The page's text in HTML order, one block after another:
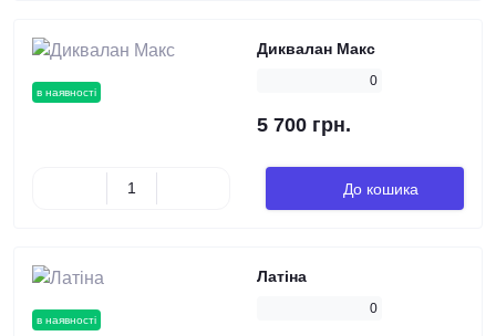
в наявності
Диквалан Макс
0
5 700 грн.
До кошика
в наявності
Латіна
0